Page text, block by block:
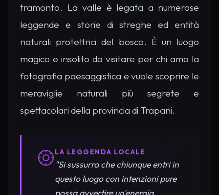
tramonto. La valle è legata a numerose
leggende e storie di streghe ed entità
naturali protettrici del bosco. È un luogo
magico e insolito da visitare per chi ama la
fotografia paesaggistica e vuole scoprire le
meraviglie naturali più segrete e
spettacolari della provincia di Trapani.
LA LEGGENDA LOCALE
"Si sussurra che chiunque entri in
questo luogo con intenzioni pure
possa avvertire un'energia